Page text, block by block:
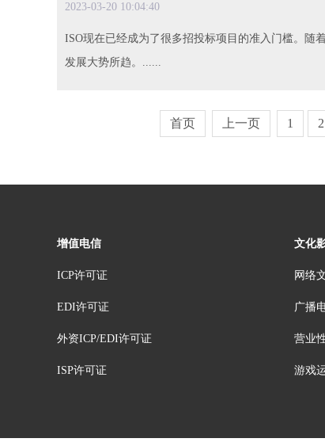
2023-03-2010:04:40
ISO现在已经成为了很多招投标项目的准入门槛。随
发展大势所趋。......
首页 上一页 1 2
增值电信
ICP许可证
EDI许可证
外资ICP/EDI许可证
ISP许可证
文化
网络
广播
营业
游戏